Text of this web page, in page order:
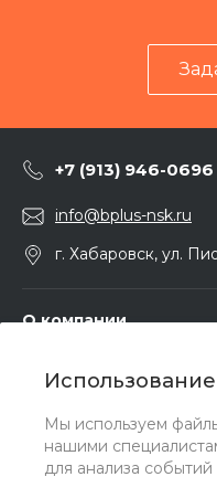
Мы используем
нашими
для анализа
+7 (913) 946-0696
info@bplus-nsk.ru
г. Хабаровск, ул.
О компании
Услуги
Помощь